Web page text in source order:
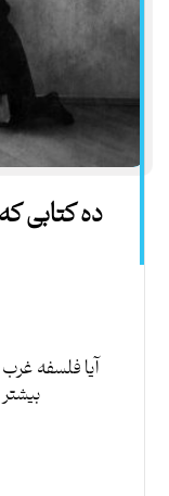
ده کتابی
آیا فلسفه